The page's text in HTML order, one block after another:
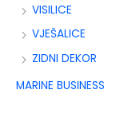
VISILICE
VJEŠALICE
ZIDNI DEKOR
MARINE BUSINESS